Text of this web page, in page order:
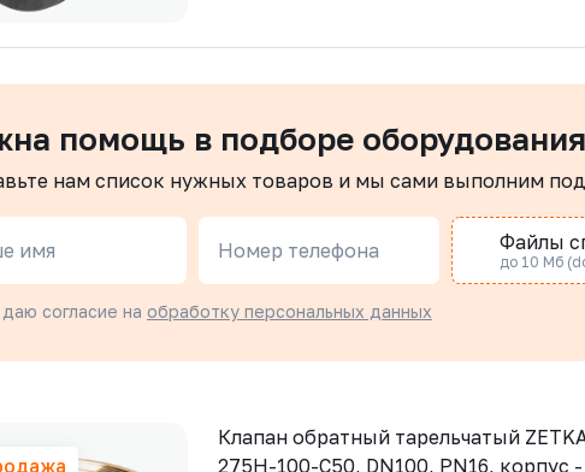
помощь в подборе
нам список нужных товаров и мы сами выполним
имя Номер телефона Файлы
до 10 Мб
согласие на обработку персональных данных
Клапан обратный тарельчатый
275H-100-C50, DN100, PN16, корпус -